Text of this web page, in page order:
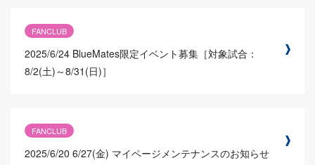
FANCLUB
2025/6/24 BlueMates限定イベント募集［対象試合：
8/2(土)～8/31(日)］
FANCLUB
2025/6/20 6/27(金) マイページメンテナンスのお知らせ